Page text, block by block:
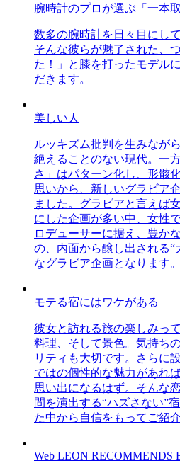
腕時計のプロが選ぶ「一本
数多の腕時計を日々目にし
そんな彼らが魅了された、
た！」と膝を打ったモデル
だきます。
美しい人
ルッキズム批判を生みなが
絶えることのない現代。一
さ」はパターン化し、形骸
思いから、新しいグラビア
ました。グラビアと言えば
にした企画が多い中、女性
ロデューサーに据え、豊か
の、内面から醸し出される“
なグラビア企画となります。
モテる宿にはワケがある
彼女と訪れる旅の楽しみっ
料理、そして景色。気持ち
リティも大切です。さらに
ではの個性的な魅力があれ
思い出になるはず。そんな
間を演出する“ハズさない”
た中から自信をもってご紹介
Web LEON RECOMMENDS